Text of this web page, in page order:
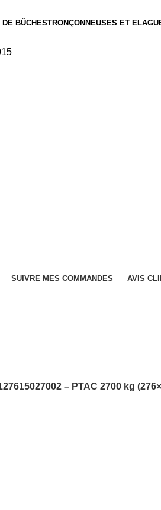
DE BÛCHESTRONÇONNEUSES ET
SUIVRE MES COMMANDES AVIS
– PTAC 2700 kg